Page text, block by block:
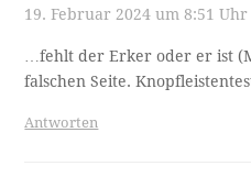
19. Februar 2024 um 8:51 Uhr
…fehlt der Erker oder er ist
falschen Seite.
Antworten